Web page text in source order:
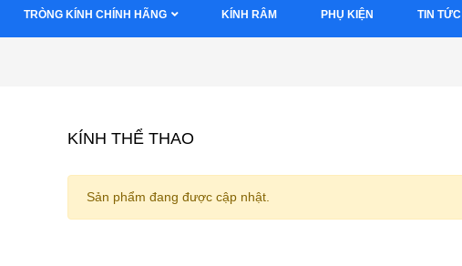
TRÒNG KÍNH CHÍNH HÃNG KÍNH RÂM PHỤ KIỆN TIN TỨC
KÍNH THỂ THAO
Sản phẩm đang được cập nhật.